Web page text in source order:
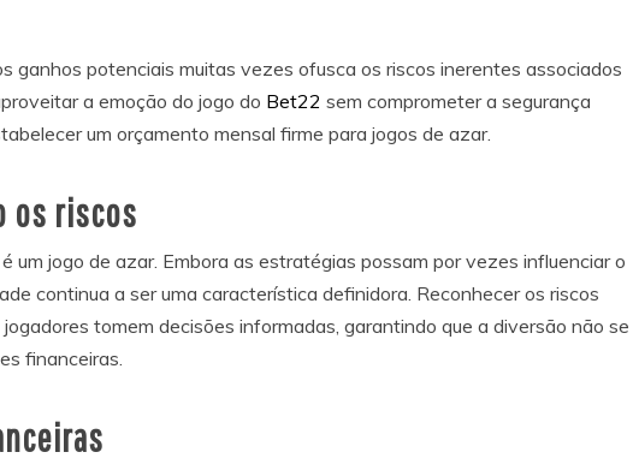
ganhos potenciais muitas vezes ofusca os riscos inerentes associados
a emoção do jogo do Bet22 sem comprometer a segurança
um orçamento mensal firme para jogos de azar.
os riscos
um jogo de azar. Embora as estratégias possam por vezes influenciar o
continua a ser uma característica definidora. Reconhecer os riscos
tomem decisões informadas, garantindo que a diversão não se
financeiras.